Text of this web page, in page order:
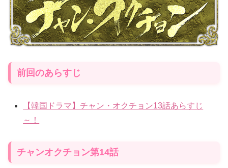
前回のあらすじ
【韓国ドラマ】チャン・オクチョン13話あらすじ
～！
チャンオクチョン第14話